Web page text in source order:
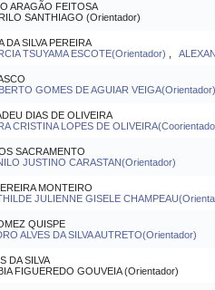
ARAGÃO FEITOSA
SANTHIAGO (Orientador)
DA SILVA PEREIRA
TSUYAMA ESCOTE(Orientador)
GOMES DE AGUIAR VEIGA(Orientador)
DIAS DE OLIVEIRA
CRISTINA LOPES DE
SACRAMENTO
JUSTINO CARASTAN(Orientador)
MONTEIRO
JULIENNE GISELE
QUISPE
ALVES DA SILVA AUTRETO(Orientador)
DA SILVA
FIGUEREDO GOUVEIA (Orientador)